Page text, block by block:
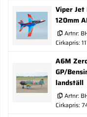
Viper Jet
120mm
Artnr:
Cirkapris:
A6M
GP/
landställ
Artnr:
Cirkapris: